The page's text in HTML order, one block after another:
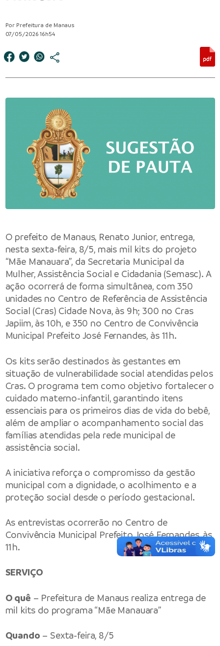
Por Prefeitura de Manaus
07/05/2026 16h54
O prefeito de Manaus, Renato Junior, entrega,
nesta sexta-feira, 8/5, mais mil kits do projeto
“Mãe Manauara”, da Secretaria Municipal da
Mulher, Assistência Social e Cidadania (Semasc). A
ação ocorrerá de forma simultânea, com 350
unidades no Centro de Referência de Assistência
Social (Cras) Cidade Nova, às 9h; 300 no Cras
Japiim, às 10h, e 350 no Centro de Convivência
Municipal Prefeito José Fernandes, às 11h.
Os kits serão destinados às gestantes em
situação de vulnerabilidade social atendidas pelos
Cras. O programa tem como objetivo fortalecer o
cuidado materno-infantil, garantindo itens
essenciais para os primeiros dias de vida do bebê,
além de ampliar o acompanhamento social das
famílias atendidas pela rede municipal de
assistência social.
A iniciativa reforça o compromisso da gestão
municipal com a dignidade, o acolhimento e a
proteção social desde o período gestacional.
As entrevistas ocorrerão no Centro de
Convivência Municipal Prefeito José Fernandes, às
11h.
SERVIÇO
O quê – Prefeitura de Manaus realiza entrega de
mil kits do programa “Mãe Manauara”
Quando – Sexta-feira, 8/5